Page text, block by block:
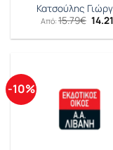
Κατσούλης
Από: 15.79€
was:
-10%